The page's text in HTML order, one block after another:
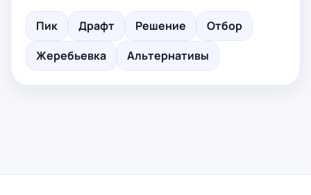
Пик Драфт Решение
Отбор
Жеребьевка
Альтернативы